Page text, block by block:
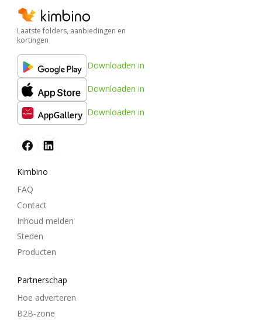
Laatste folders, aanbiedingen en
kortingen
Downloaden in
Downloaden in
Downloaden in
Kimbino
FAQ
Contact
Inhoud melden
Steden
Producten
Partnerschap
Hoe adverteren
B2B-zone